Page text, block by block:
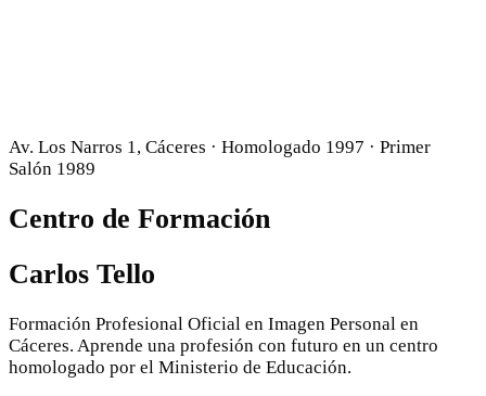
Av. Los Narros 1, Cáceres · Homologado 1997 · Primer
Salón 1989
Centro de Formación
Carlos Tello
Formación Profesional Oficial en Imagen Personal en
Cáceres. Aprende una profesión con futuro en un centro
homologado por el Ministerio de Educación.